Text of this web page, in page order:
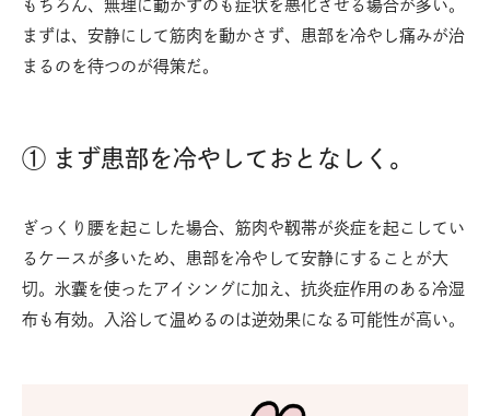
もちろん、無理に動かすのも症状を悪化させる場合が多い。
まずは、安静にして筋肉を動かさず、患部を冷やし痛みが治
まるのを待つのが得策だ。
① まず患部を冷やしておとなしく。
ぎっくり腰を起こした場合、筋肉や靱帯が炎症を起こしてい
るケースが多いため、患部を冷やして安静にすることが大
切。氷囊を使ったアイシングに加え、抗炎症作用のある冷湿
布も有効。入浴して温めるのは逆効果になる可能性が高い。